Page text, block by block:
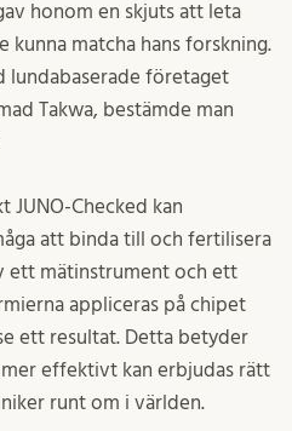
honom en skjuts att leta
matcha hans forskning.
lundabaserade företaget
Takwa, bestämde man
JUNO-Checked kan
att binda till och fertilisera
ett mätinstrument och ett
appliceras på chipet
ett resultat. Detta betyder
effektivt kan erbjudas rätt
runt om i världen.